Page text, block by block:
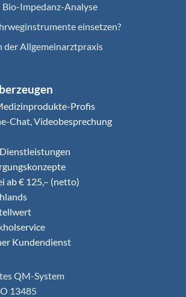
Bio-Impedanz-Analyse
einsetzen?
der Allgemeinarztpraxis
Profis
Chat, Videobesprechung
ab € 125,– (netto)
Kundendienst
QM-System
13485